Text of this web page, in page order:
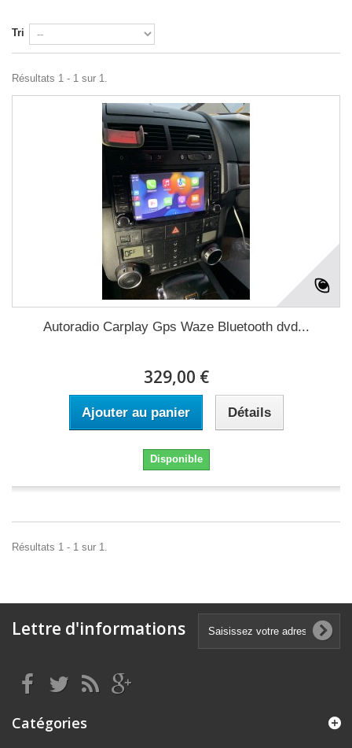
Tri
Résultats 1 - 1 sur 1.
Autoradio Carplay Gps Waze Bluetooth dvd...
329,00 €
Ajouter au panier Détails
Disponible
Résultats 1 - 1 sur 1.
Lettre d'informations
Catégories